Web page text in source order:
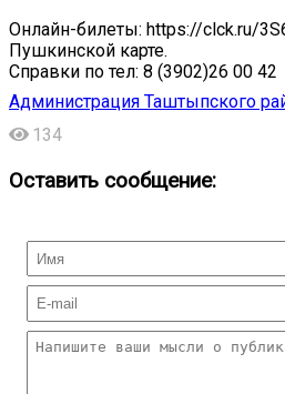
Онлайн-билеты: https://clck.ru/
Пушкинской карте.
Справки по тел: 8 (3902)26 00 42
Администрация Таштыпского
134
Оставить сообщение: